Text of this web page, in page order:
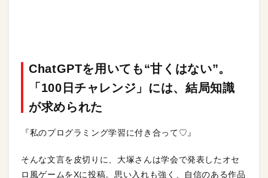
ChatGPTを用いても“甘くはない”。
「100日チャレンジ」には、結局知識
が求められた
『私のプログラミング学習に付き合って♡』
そんな文言を皮切りに、大塚さんは学会で発表したオセ
ロ風ゲームをXに投稿。思い入れも強く、自信のある作品